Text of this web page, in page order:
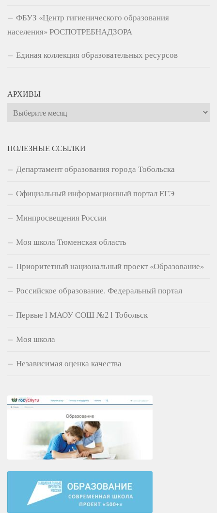
ФБУЗ «Центр гигиенического образования
населения» РОСПОТРЕБНАДЗОРА
Единая коллекция образовательных ресурсов
АРХИВЫ
Архивы
ПОЛЕЗНЫЕ ССЫЛКИ
Департамент образования города Тобольска
Официальный информационный портал ЕГЭ
Минпросвещения России
Моя школа Тюменская область
Приоритетный национальный проект «Образование»
Российское образование. Федеральный портал
Первые l МАОУ СОШ №2 l Тобольск
Моя школа
Независимая оценка качества